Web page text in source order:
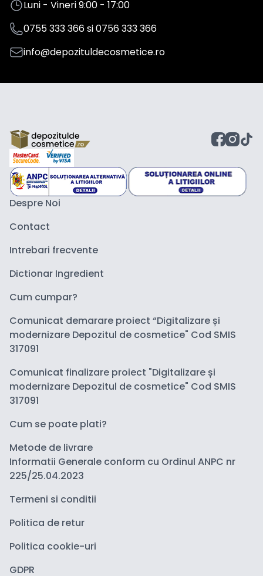
Luni - Vineri 9:00 - 17:00
0755 333 366si0756 333 366
info@depozituldecosmetice.ro
Despre Noi
Contact
Intrebari frecvente
Dictionar Ingredient
Cum cumpar?
Comunicat demarare proiect “Digitalizare și
modernizare Depozitul de cosmetice" Cod SMIS
317091
Comunicat finalizare proiect "Digitalizare și
modernizare Depozitul de cosmetice" Cod SMIS
317091
Cum se poate plati?
Metode de livrare
Informatii Generale conform cu Ordinul ANPC nr
225/25.04.2023
Termeni si conditii
Politica de retur
Politica cookie-uri
GDPR